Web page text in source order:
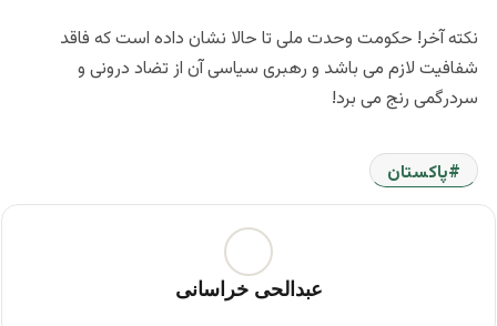
نكته آخر! حكومت وحدت ملى تا حالا نشان داده است كه فاقد
شفافيت لازم مى باشد و رهبرى سياسى آن از تضاد درونى و
سردرگمى رنج مى برد!
پاکستان
عبدالحی خراسانی